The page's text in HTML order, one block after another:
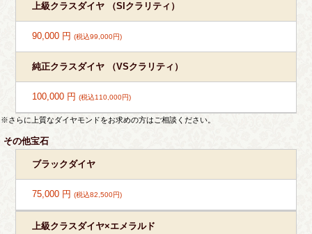
上級クラスダイヤ （SIクラリティ）
90,000 円(税込99,000円)
純正クラスダイヤ （VSクラリティ）
100,000 円(税込110,000円)
※さらに上質なダイヤモンドをお求めの方はご相談ください。
その他宝石
ブラックダイヤ
75,000 円(税込82,500円)
上級クラスダイヤ×エメラルド